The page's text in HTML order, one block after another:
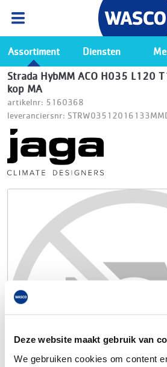
Deze website maakt gebruik van
We gebruiken cookies om content
Ga naar de Wasco app
Assortiment Diensten
Strada HybMM ACO H035 L120
kop MA
artikelnr: 5160368
leveranciersnr: